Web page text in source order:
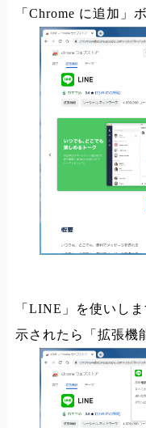
「Chrome に追加」
「LINE」を使いし
示されたら「拡張機